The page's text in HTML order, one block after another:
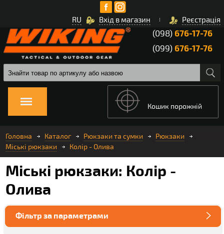
Вхід в магазин Реєстрація
RU
(098)676-17-76
(099)676-17-76
Кошик порожній
Головна Каталог Рюкзаки та сумки
Рюкзаки
Міські рюкзаки
Колір - Олива
Міські рюкзаки: Колір -
Олива
Фільтр за параметрами